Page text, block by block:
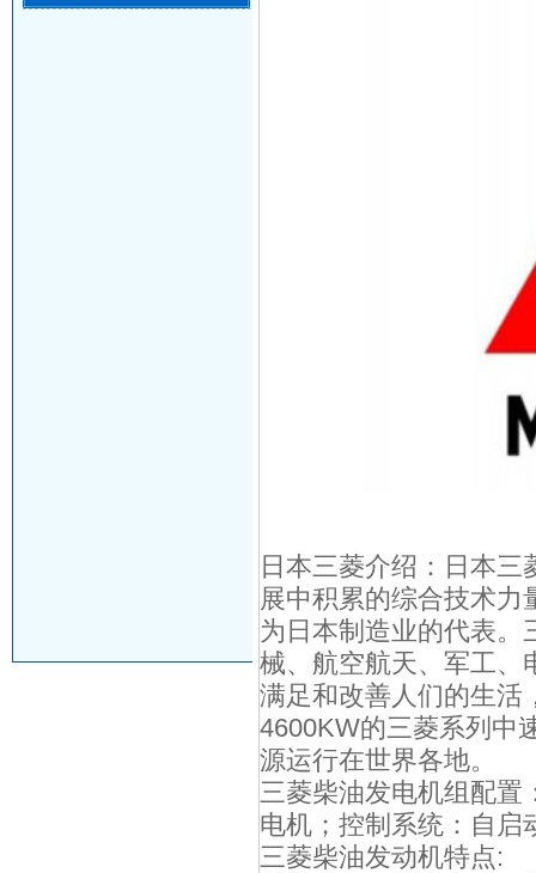
日本三菱介绍：日本
展中积累的综合技术力
为日本制造业的代表。
械、航空航天、军工、
满足和改善人们的生活
4600KW的三菱系列中
源运行在世界各地。
三菱柴油发电机组配置
电机；控制系统：自启
三菱柴油发动机特点: